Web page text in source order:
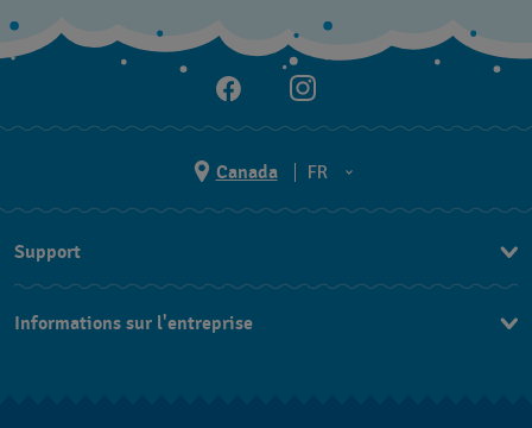
Canada
FR
EN
Support
Informations sur l'entreprise